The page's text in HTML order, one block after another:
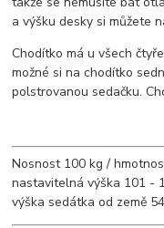
a výšku desky si můžete
Chodítko má u všech
možné si na chodítko
polstrovanou sedačku.
Nosnost 100 kg /
nastavitelná výška 101 -
výška sedátka od země